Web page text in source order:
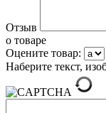
Отзыв
о товаре
Оцените товар:
Наберите текст,